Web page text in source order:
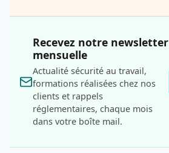
Recevez notre newsletter
mensuelle
Actualité sécurité au travail,
formations réalisées chez nos
clients et rappels
réglementaires, chaque mois
dans votre boîte mail.